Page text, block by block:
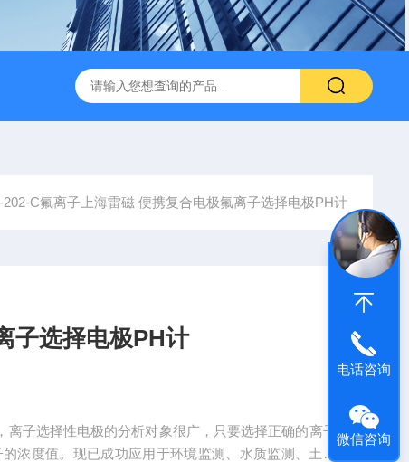
拓 MGC-1000P 恒温恒湿光照培养箱 LRH-300DB叶拓
202-C氟离子上海雷磁 便携复合电极氟离子选择电极PH计
子选择电极PH计
离子选择性电极的分析对象很广，只要选择正确的离子
浓度值。现已成功应用于环境监测、水质监测、土壤
电话咨询
微信咨询